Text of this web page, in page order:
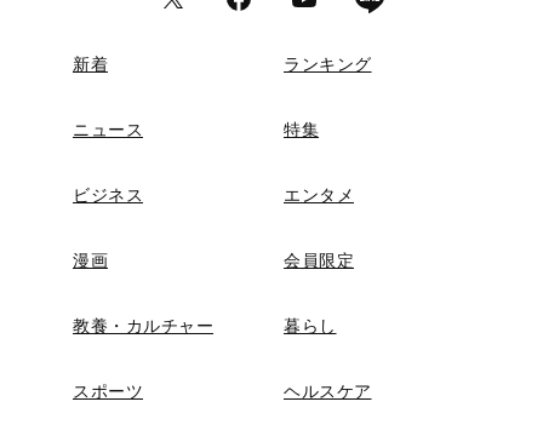
新着 ランキング
ニュース 特集
ビジネス エンタメ
漫画 会員限定
教養・カルチャー 暮らし
スポーツ ヘルスケア